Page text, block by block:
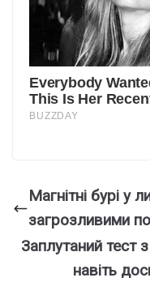
Магнітні бурі у
загрозливими
Заплутаний
навіть